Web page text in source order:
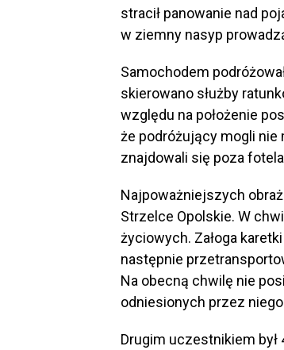
stracił panowanie nad
w ziemny nasyp
Samochodem
skierowano służby
względu na położenie
że podróżujący mogli
znajdowali się poza
Najpoważniejszych
Strzelce Opolskie. W
życiowych. Załoga
następnie
Na obecną chwilę nie
odniesionych przez
Drugim uczestnikiem